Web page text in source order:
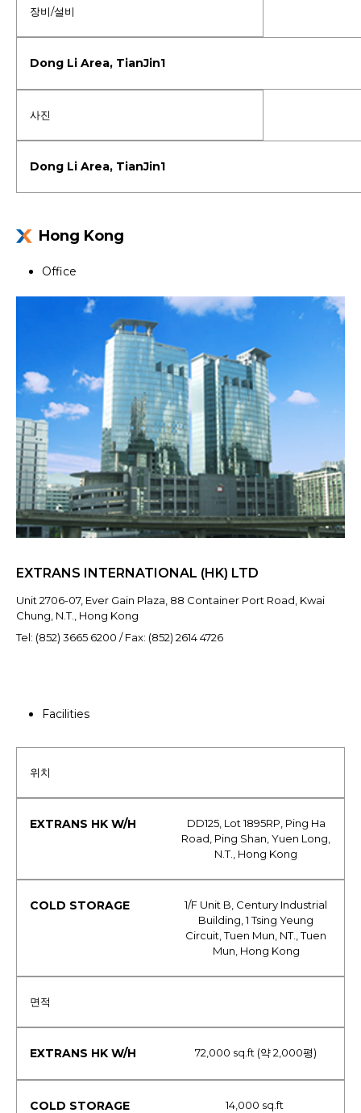
장비/설비
사진
Hong Kong
Office
EXTRANS INTERNATIONAL (HK) LTD
Unit 2706-07, Ever Gain Plaza, 88 Container Port Road, Kwai
Chung, N.T., Hong Kong
Tel: (852) 3665 6200 / Fax: (852) 2614 4726
Facilities
위치
DD125, Lot 1895RP, Ping Ha
Road, Ping Shan, Yuen Long,
N.T., Hong Kong
1/F Unit B, Century Industrial
Building, 1 Tsing Yeung
Circuit, Tuen Mun, NT., Tuen
Mun, Hong Kong
면적
72,000 sq.ft (약 2,000평)
14,000 sq.ft